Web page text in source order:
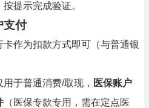
提示完成验证。
支付
作为扣款方式即可（与普通银
于普通消费/取现， 医保账户
（医保专款专用，需在定点医